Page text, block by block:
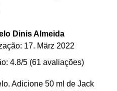
Dinis Almeida
17. März 2022
4.8/5 (61 avaliações)
Adicione 50 ml de Jack